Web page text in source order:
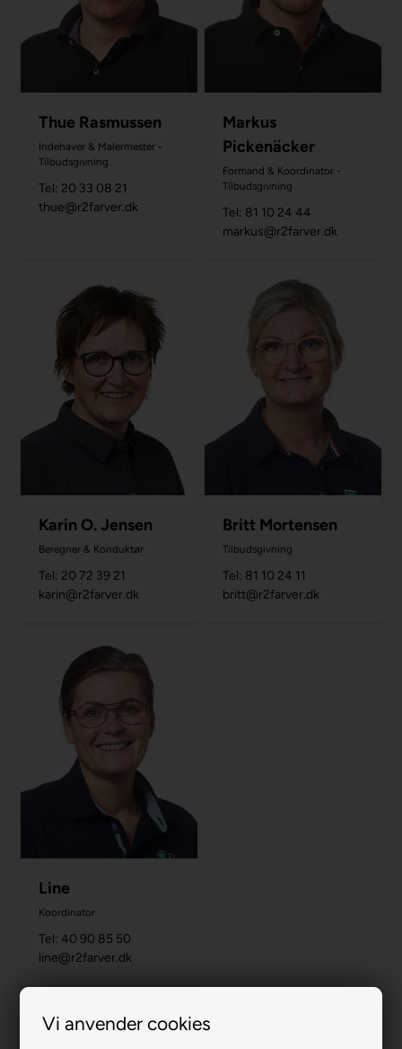
Vi anvender cookies
Thue Rasmussen
Indehaver & Malermester -
Tilbudsgivning
Tel: 20 33 08 21
thue@r2farver.dk
Markus
Pickenäcker
Formand & Koordinator -
Tilbudsgivning
Tel: 81 10 24 44
markus@r2farver.dk
Karin O. Jensen
Beregner & Konduktør
Tel: 20 72 39 21
karin@r2farver.dk
Britt Mortensen
Tilbudsgivning
Tel: 81 10 24 11
britt@r2farver.dk
Line
Koordinator
Tel: 40 90 85 50
line@r2farver.dk